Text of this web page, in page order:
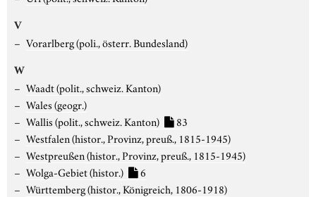
V
Vorarlberg (poli., österr. Bundesland)
W
Waadt (polit., schweiz. Kanton)
Wales (geogr.)
Wallis (polit., schweiz. Kanton)
83
Westfalen (histor., Provinz, preuß., 1815-1945)
Westpreußen (histor., Provinz, preuß., 1815-1945)
Wolga-Gebiet (histor.)
6
Württemberg (histor., Königreich, 1806-1918)